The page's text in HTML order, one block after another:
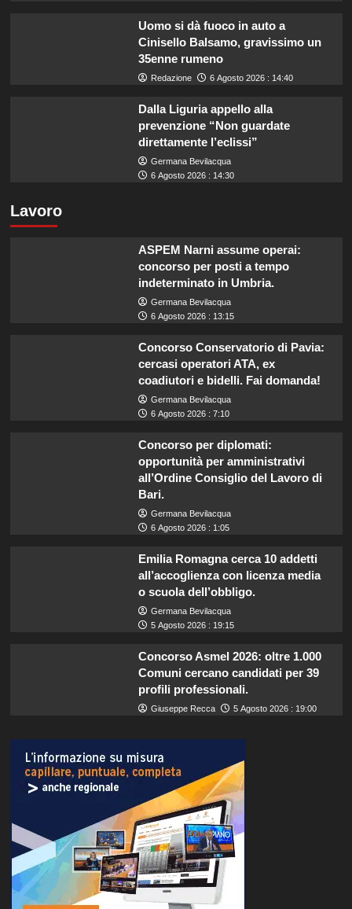
Uomo si dà fuoco in auto a
Cinisello Balsamo, gravissimo un
35enne rumeno
Redazione 6 Agosto 2026 : 14:40
Dalla Liguria appello alla
prevenzione “Non guardate
direttamente l’eclissi”
Germana Bevilacqua
6 Agosto 2026 : 14:30
Lavoro
ASPEM Narni assume operai:
concorso per posti a tempo
indeterminato in Umbria.
Germana Bevilacqua
6 Agosto 2026 : 13:15
Concorso Conservatorio di Pavia:
cercasi operatori ATA, ex
coadiutori e bidelli. Fai domanda!
Germana Bevilacqua
6 Agosto 2026 : 7:10
Concorso per diplomati:
opportunità per amministrativi
all’Ordine Consiglio del Lavoro di
Bari.
Germana Bevilacqua
6 Agosto 2026 : 1:05
Emilia Romagna cerca 10 addetti
all’accoglienza con licenza media
o scuola dell’obbligo.
Germana Bevilacqua
5 Agosto 2026 : 19:15
Concorso Asmel 2026: oltre 1.000
Comuni cercano candidati per 39
profili professionali.
Giuseppe Recca 5 Agosto 2026 : 19:00